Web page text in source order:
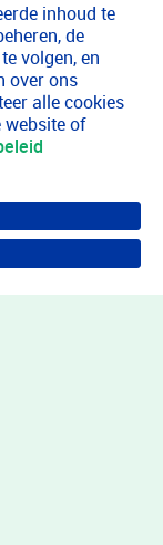
inhoud te
de
volgen, en
over ons
alle cookies
website of